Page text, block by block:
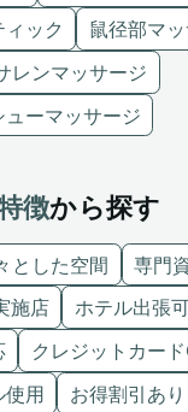
ック
鼠径部マ
レンマッサージ
ーマッサージ
徴から探す
とした空間
専門
施店
ホテル出張
クレジットカー
使用
お得割引あり